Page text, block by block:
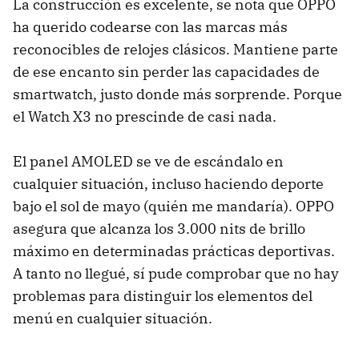
La construcción es excelente, se nota que OPPO
ha querido codearse con las marcas más
reconocibles de relojes clásicos. Mantiene parte
de ese encanto sin perder las capacidades de
smartwatch, justo donde más sorprende. Porque
el Watch X3 no prescinde de casi nada.
El panel AMOLED se ve de escándalo en
cualquier situación, incluso haciendo deporte
bajo el sol de mayo (quién me mandaría). OPPO
asegura que alcanza los 3.000 nits de brillo
máximo en determinadas prácticas deportivas.
A tanto no llegué, sí pude comprobar que no hay
problemas para distinguir los elementos del
menú en cualquier situación.